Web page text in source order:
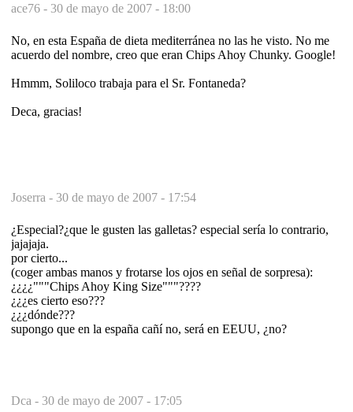
ace76 - 30 de mayo de 2007 - 18:00
No, en esta España de dieta mediterránea no las he visto. No me
acuerdo del nombre, creo que eran Chips Ahoy Chunky. Google!
Hmmm, Soliloco trabaja para el Sr. Fontaneda?
Deca, gracias!
Joserra - 30 de mayo de 2007 - 17:54
¿Especial?¿que le gusten las galletas? especial sería lo contrario,
jajajaja.
por cierto...
(coger ambas manos y frotarse los ojos en señal de sorpresa):
¿¿¿¿"""Chips Ahoy King Size"""????
¿¿¿es cierto eso???
¿¿¿dónde???
supongo que en la españa cañí no, será en EEUU, ¿no?
Dca - 30 de mayo de 2007 - 17:05